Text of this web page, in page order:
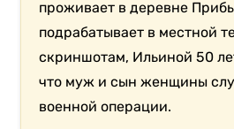
проживает в деревне
подрабатывает в местной
скриншотам, Ильиной 50
что муж и сын женщины
военной операции.